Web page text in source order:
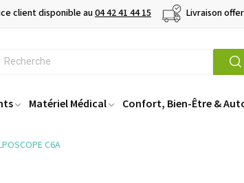
client disponible au04 42 41 44 15 Livraison
Matériel Médical Confort, Bien-Être &
C6A